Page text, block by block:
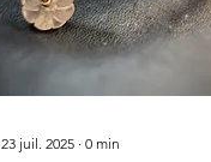
23 juil. 2025 ∙ 0 min